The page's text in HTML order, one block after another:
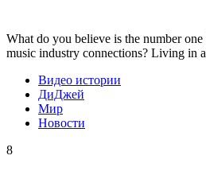
What do you believe is the number
music industry connections? Living
Видео истории
ДиДжей
Мир
Новости
8